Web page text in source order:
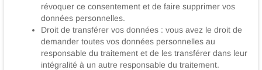
révoquer ce consentement et de faire supprimer vos
données personnelles.
Droit de transférer vos données : vous avez le droit de
demander toutes vos données personnelles au
responsable du traitement et de les transférer dans leur
intégralité à un autre responsable du traitement.